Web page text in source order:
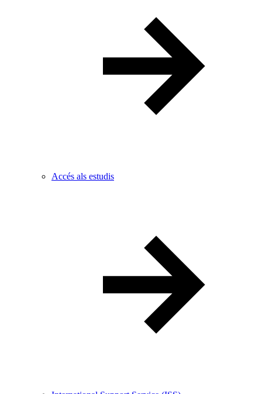
Accés als estudis